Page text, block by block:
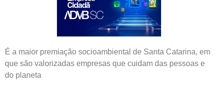
É a maior premiação socioambiental de Santa Catarina, em
que são valorizadas empresas que cuidam das pessoas e
do planeta